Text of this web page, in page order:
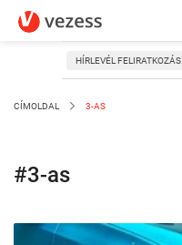
HÍRLEVÉL FELIRATKOZÁS
CÍMOLDAL 3-AS
#3-as